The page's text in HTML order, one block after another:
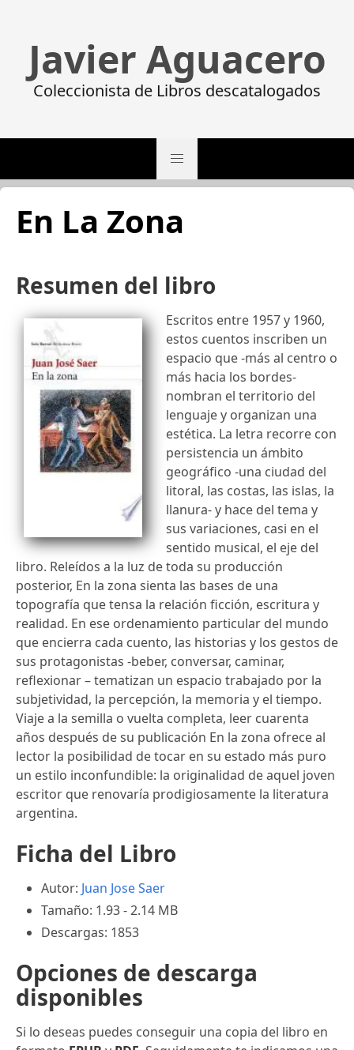
Javier Aguacero
Coleccionista de Libros descatalogados
En La Zona
Resumen del libro
Escritos entre 1957 y 1960,
estos cuentos inscriben un
espacio que -más al centro o
más hacia los bordes-
nombran el territorio del
lenguaje y organizan una
estética. La letra recorre con
persistencia un ámbito
geográfico -una ciudad del
litoral, las costas, las islas, la
llanura- y hace del tema y
sus variaciones, casi en el
sentido musical, el eje del
libro. Releídos a la luz de toda su producción
posterior, En la zona sienta las bases de una
topografía que tensa la relación ficción, escritura y
realidad. En ese ordenamiento particular del mundo
que encierra cada cuento, las historias y los gestos de
sus protagonistas -beber, conversar, caminar,
reflexionar – tematizan un espacio trabajado por la
subjetividad, la percepción, la memoria y el tiempo.
Viaje a la semilla o vuelta completa, leer cuarenta
años después de su publicación En la zona ofrece al
lector la posibilidad de tocar en su estado más puro
un estilo inconfundible: la originalidad de aquel joven
escritor que renovaría prodigiosamente la literatura
argentina.
Ficha del Libro
Autor: Juan Jose Saer
Tamaño: 1.93 - 2.14 MB
Descargas: 1853
Opciones de descarga
disponibles
Si lo deseas puedes conseguir una copia del libro en